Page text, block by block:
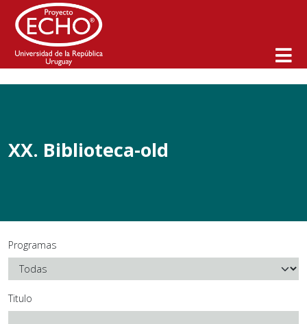
Inicio>XX. Biblioteca-old
XX. Biblioteca-old
Programas
Titulo